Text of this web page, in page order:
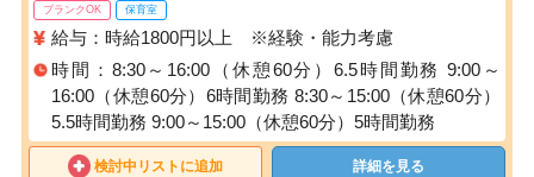
ブランクOK 保育室
給与：時給1800円以上 ※経験・能力考慮
時間：8:30～16:00（休憩60分）6.5時間勤務 9:00～
16:00（休憩60分）6時間勤務 8:30～15:00（休憩60分）
5.5時間勤務 9:00～15:00（休憩60分）5時間勤務
検討中リストに追加 詳細を見る